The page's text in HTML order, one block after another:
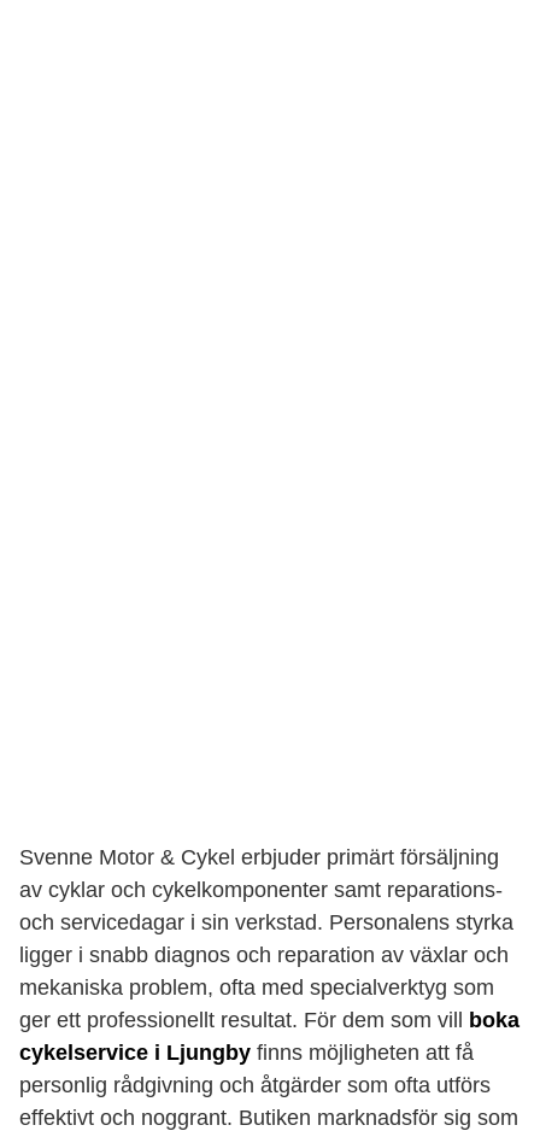
Svenne Motor & Cykel erbjuder primärt försäljning
av cyklar och cykelkomponenter samt reparations-
och servicedagar i sin verkstad. Personalens styrka
ligger i snabb diagnos och reparation av växlar och
mekaniska problem, ofta med specialverktyg som
ger ett professionellt resultat. För dem som vill
boka
cykelservice i Ljungby finns möjligheten att få
personlig rådgivning och åtgärder som ofta utförs
effektivt och noggrant. Butiken marknadsför sig som